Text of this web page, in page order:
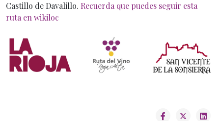
Castillo de Davalillo. Recuerda que puedes seguir esta
ruta en wikiloc